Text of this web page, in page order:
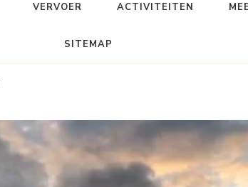
VERVOER ACTIVITEITEN
SITEMAP